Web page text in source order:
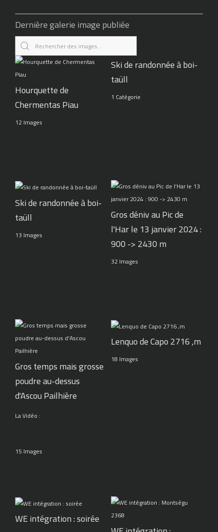
Dernière galerie image publiée
Hourquette de
Chermentas Piau
12 Images
Ski de randonnée à boi-
taüll
1 Catégorie
Ski de randonnée à boi-
taüll
13 Images
Gros déniv au Pic de
l'Har le 13 janvier 2024 :
900 -> 2430 m
32 Images
Gros temps mais grosse
poudre au-dessus
d'Ascou Pailhière
La Vidéo :
15 Images
Lenquo de Capo 2716 ,m
18 Images
WE intégration : soirée